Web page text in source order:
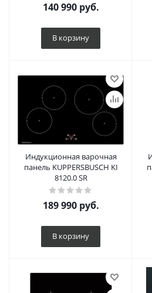
140 990руб.
В корзину
Индукционная варочная
панель KUPPERSBUSCH KI
8120.0 SR
189 990руб.
В корзину